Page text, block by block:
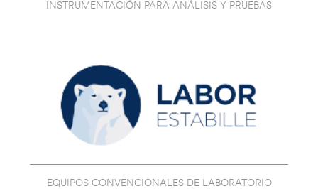
INSTRUMENTACIÓN PARA ANÁLISIS Y PRUEBAS
EQUIPOS CONVENCIONALES DE LABORATORIO